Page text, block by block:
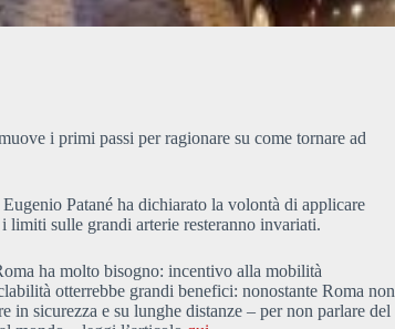
i primi passi per ragionare su come tornare ad
Patané ha dichiarato la volontà di applicare
limiti sulle grandi arterie resteranno invariati.
ha molto bisogno: incentivo alla mobilità
otterrebbe grandi benefici: nonostante Roma non
in sicurezza e su lunghe distanze – per non parlare del